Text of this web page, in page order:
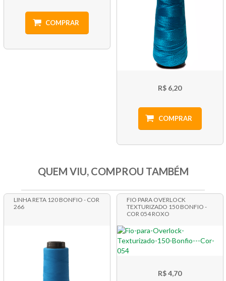
COMPRAR
R$ 6,20
COMPRAR
QUEM VIU, COMPROU TAMBÉM
LINHA RETA 120 BONFIO - COR
266
FIO PARA OVERLOCK
TEXTURIZADO 150 BONFIO -
COR 054 ROXO
R$ 4,70